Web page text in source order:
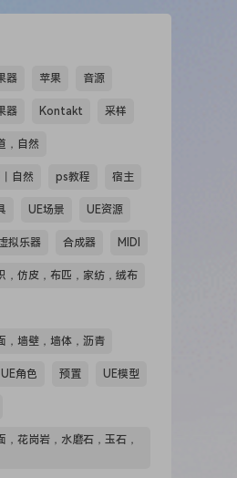
器 苹果 音源
器 Kontakt 采样
，自然
自然 ps教程 宿主
UE场景 UE资源
拟乐器 合成器 MIDI
，仿皮，布匹，家纺，绒布
，墙壁，墙体，沥青
UE角色 预置 UE模型
，花岗岩，水磨石，玉石，